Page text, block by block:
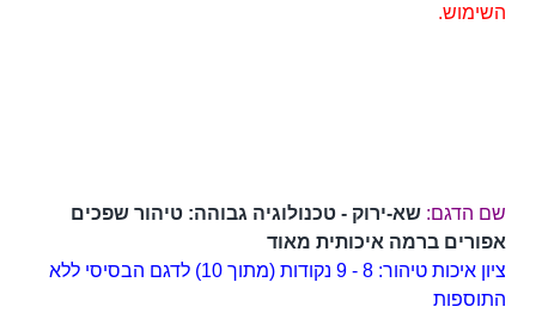
השימוש.
שם הדגם: שא-ירוק - טכנולוגיה גבוהה: טיהור שפכים
אפורים ברמה איכותית מאוד
ציון איכות טיהור: 8 - 9 נקודות (מתוך 10) לדגם הבסיסי ללא
התוספות